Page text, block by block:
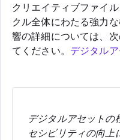
クリエイティブファイ
クル全体にわたる強力
響の詳細については、
てください。 デジタル
デジタルアセットの
セシビリティの向上